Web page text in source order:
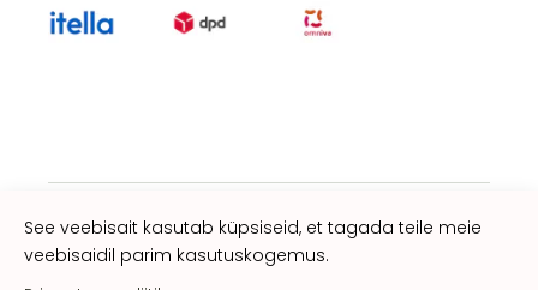
See veebisait kasutab küpsiseid, et tagada teile meie
veebisaidil parim kasutuskogemus.